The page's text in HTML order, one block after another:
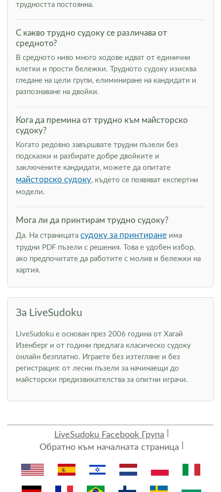
трудността постоянна.
С какво трудно судоку се различава от
средното?
В средното ниво много ходове идват от единични
клетки и прости бележки. Трудното судоку изисква
гледане на цели групи, елиминиране на кандидати и
разпознаване на двойки.
Кога да премина от трудно към майсторско
судоку?
Когато редовно завършвате трудни пъзели без
подсказки и разбирате добре двойките и
заключените кандидати, можете да опитате
майсторско судоку, където се появяват експертни
модели.
Мога ли да принтирам трудно судоку?
Да. На страницата судоку за принтиране има
трудни PDF пъзели с решения. Това е удобен избор,
ако предпочитате да работите с молив и бележки на
хартия.
За LiveSudoku
LiveSudoku е основан през 2006 година от Хагай
Изенберг и от години предлага класическо судоку
онлайн безплатно. Играете без изтегляне и без
регистрация: от лесни пъзели за начинаещи до
майсторски предизвикателства за опитни играчи.
LiveSudoku Facebook Група
Обратно към началната страница